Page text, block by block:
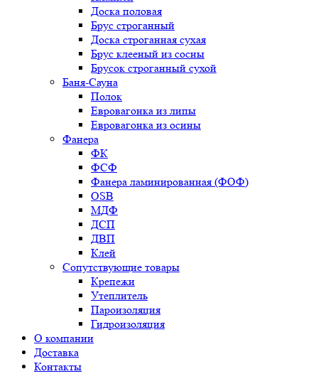
Доска половая
Брус строганный
Доска строганная сухая
Брус клееный из сосны
Брусок строганный сухой
Баня-Сауна
Полок
Евровагонка из липы
Евровагонка из осины
Фанера
ФК
ФСФ
Фанера ламинированная (ФОФ)
OSB
МДФ
ДСП
ДВП
Клей
Сопутствующие товары
Крепежи
Утеплитель
Пароизоляция
Гидроизоляция
О компании
Доставка
Контакты